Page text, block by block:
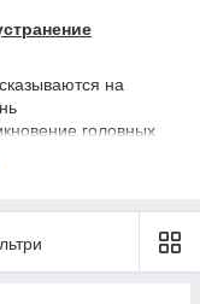
на
головных
дезодорации